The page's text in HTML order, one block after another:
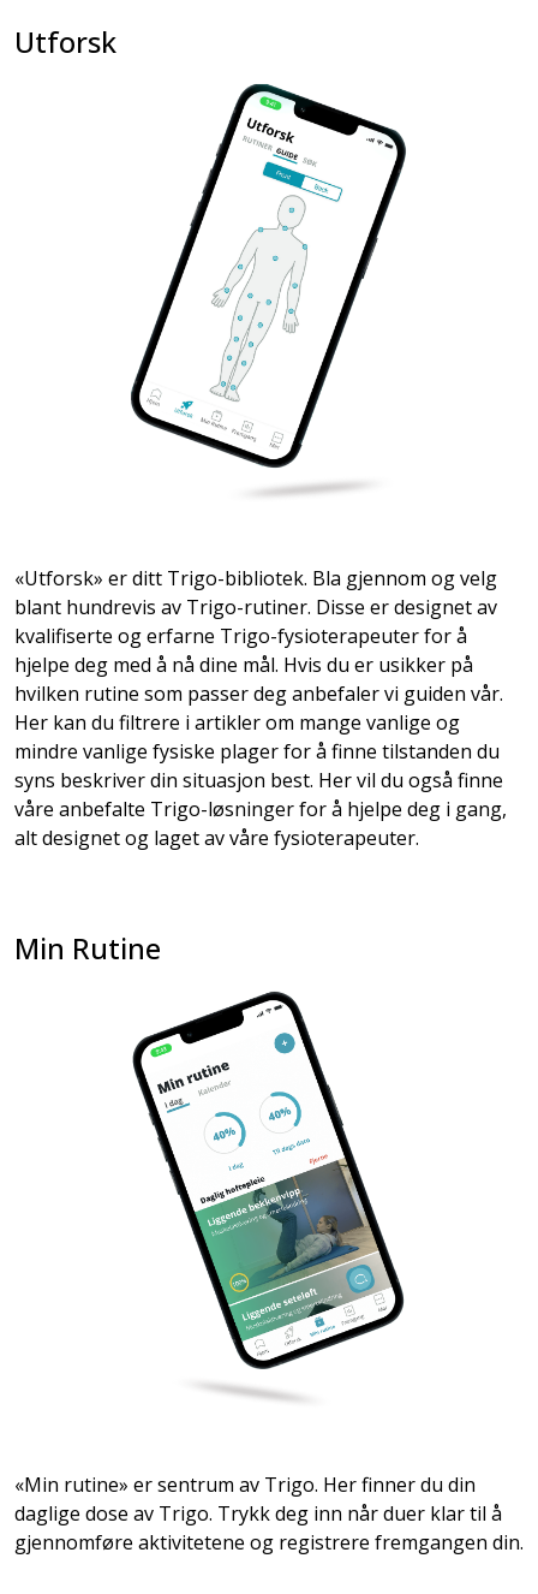
Utforsk
«Utforsk» er ditt Trigo-bibliotek. Bla gjennom og velg
blant hundrevis av Trigo-rutiner. Disse er designet av
kvalifiserte og erfarne Trigo-fysioterapeuter for å
hjelpe deg med å nå dine mål. Hvis du er usikker på
hvilken rutine som passer deg anbefaler vi guiden vår.
Her kan du filtrere i artikler om mange vanlige og
mindre vanlige fysiske plager for å finne tilstanden du
syns beskriver din situasjon best. Her vil du også finne
våre anbefalte Trigo-løsninger for å hjelpe deg i gang,
alt designet og laget av våre fysioterapeuter.
Min Rutine
«Min rutine» er sentrum av Trigo. Her finner du din
daglige dose av Trigo. Trykk deg inn når duer klar til å
gjennomføre aktivitetene og registrere fremgangen din.